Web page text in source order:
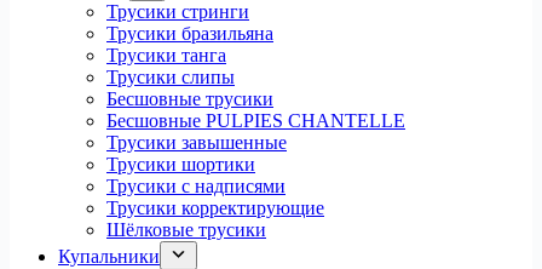
Трусики стринги
Трусики бразильяна
Трусики танга
Трусики слипы
Бесшовные трусики
Бесшовные PULPIES CHANTELLE
Трусики завышенные
Трусики шортики
Трусики с надписями
Трусики корректирующие
Шёлковые трусики
Купальники